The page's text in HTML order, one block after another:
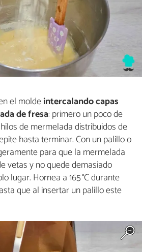
el moldeintercalando capas
de fresa: primero un poco de
de mermelada distribuidos de
hasta terminar. Con un palillo o
para que la mermelada
vetas y no quede demasiado
lugar. Hornea a 165 °C durante
que al insertar un palillo este